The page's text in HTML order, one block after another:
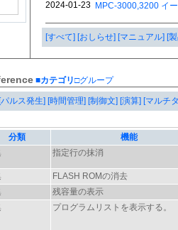
[すべて] [おしらせ] [マニュアル] [
■カテゴリ□グループ
[パルス発生] [時間管理] [制御文] [演算] [マルチ